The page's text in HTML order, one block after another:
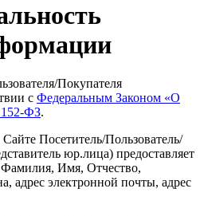
Покупателя
с Федеральным Законом «О
ФЗ.
Посетитель/Пользователь/
юр.лица) предоставляет
Имя, Отчество,
адрес электронной почты, адрес